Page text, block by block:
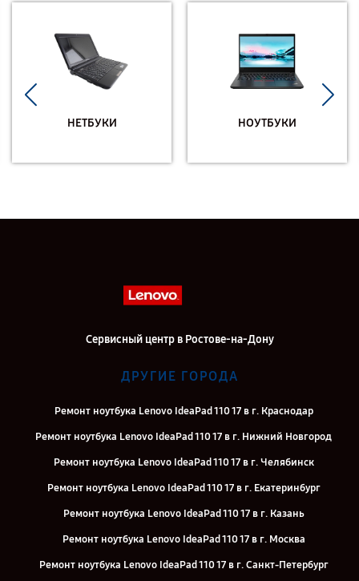
НЕТБУКИ НОУТБУКИ
Сервисный центр в Ростове-на-Дону
ДРУГИЕ ГОРОДА
Ремонт ноутбука Lenovo IdeaPad 110 17 в г. Краснодар
Ремонт ноутбука Lenovo IdeaPad 110 17 в г. Нижний Новгород
Ремонт ноутбука Lenovo IdeaPad 110 17 в г. Челябинск
Ремонт ноутбука Lenovo IdeaPad 110 17 в г. Екатеринбург
Ремонт ноутбука Lenovo IdeaPad 110 17 в г. Казань
Ремонт ноутбука Lenovo IdeaPad 110 17 в г. Москва
Ремонт ноутбука Lenovo IdeaPad 110 17 в г. Санкт-Петербург